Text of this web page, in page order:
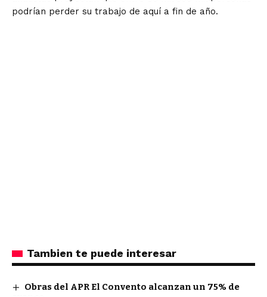
podrían perder su trabajo de aquí a fin de año.
Tambien te puede interesar
Obras del APR El Convento alcanzan un 75% de